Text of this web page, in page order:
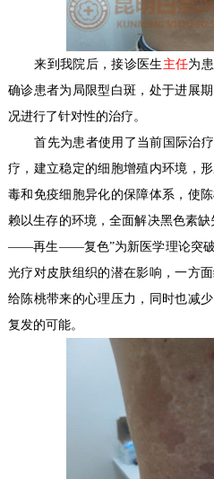
来到我院后，接诊医生 主任为
确诊患者为局限型白斑，处于进展
况进行了针对性的治疗。
首先为患者使用了当前国际治
疗，建立稳定的细胞增殖内环境，
毒和免疫细胞异化的保障体系，使
赖以生存的环境，全面解决黑色素
——再生——复色”为新医学理论突破
光疗对皮肤组织的潜在影响，一方
给陈桃带来的心理压力，同时也减
复发的可能。